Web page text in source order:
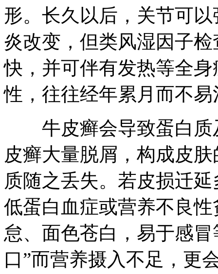
形。长久以后，关节可
炎改变，但类风湿因子
快，并可伴有发热等全
性，往往经年累月而不易
牛皮癣会导致蛋白质
皮癣大量脱屑，构成皮
质随之丢失。若皮损迁
低蛋白血症或营养不良
怠、面色苍白，易于感
口”而营养摄入不足，更